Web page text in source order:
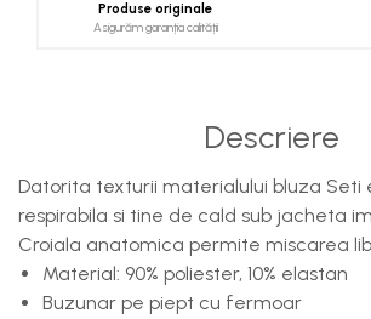
Produse originale
Asigurăm garanția calității
Descriere
Datorita texturii materialului bluza Seti
respirabila si tine de cald sub jacheta
Croiala anatomica permite miscarea
Material: 90% poliester, 10% elastan
Buzunar pe piept cu fermoar